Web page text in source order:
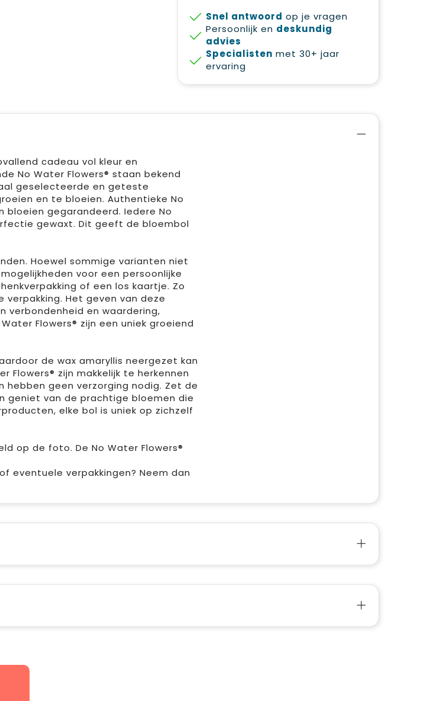
Snel antwoord op je vragen
Persoonlijk en deskundig
advies
Specialisten met 30+ jaar
ervaring
cadeau vol kleur en
No Water Flowers® staan bekend
geselecteerde en geteste
en te bloeien. Authentieke No
bloeien gegarandeerd. Iedere No
gewaxt. Dit geeft de bloembol
Hoewel sommige varianten niet
voor een persoonlijke
of een los kaartje. Zo
Het geven van deze
verbondenheid en waardering,
Flowers® zijn een uniek groeiend
de wax amaryllis neergezet kan
Flowers® zijn makkelijk te herkennen
hebben geen verzorging nodig. Zet de
geniet van de prachtige bloemen die
elke bol is uniek op zichzelf
op de foto. De No Water Flowers®
eventuele verpakkingen? Neem dan